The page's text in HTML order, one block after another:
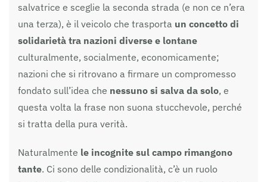
salvatrice e sceglie la seconda strada (e non ce n’era
una terza), è il veicolo che trasporta un concetto di
solidarietà tra nazioni diverse e lontane
culturalmente, socialmente, economicamente;
nazioni che si ritrovano a firmare un compromesso
fondato sull’idea che nessuno si salva da solo, e
questa volta la frase non suona stucchevole, perché
si tratta della pura verità.
Naturalmente le incognite sul campo rimangono
tante. Ci sono delle condizionalità, c’è un ruolo